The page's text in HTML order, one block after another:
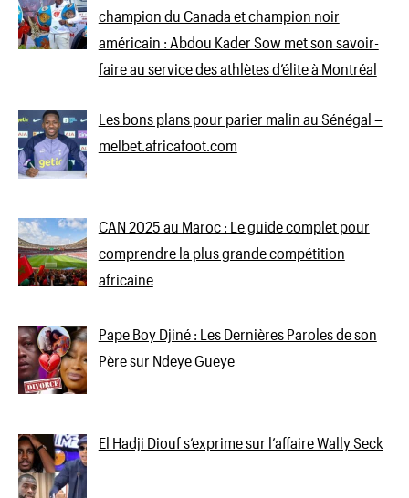
champion du Canada et champion noir
américain : Abdou Kader Sow met son savoir-
faire au service des athlètes d’élite à Montréal
Les bons plans pour parier malin au Sénégal –
melbet.africafoot.com
CAN 2025 au Maroc : Le guide complet pour
comprendre la plus grande compétition
africaine
Pape Boy Djiné : Les Dernières Paroles de son
Père sur Ndeye Gueye
El Hadji Diouf s’exprime sur l’affaire Wally Seck